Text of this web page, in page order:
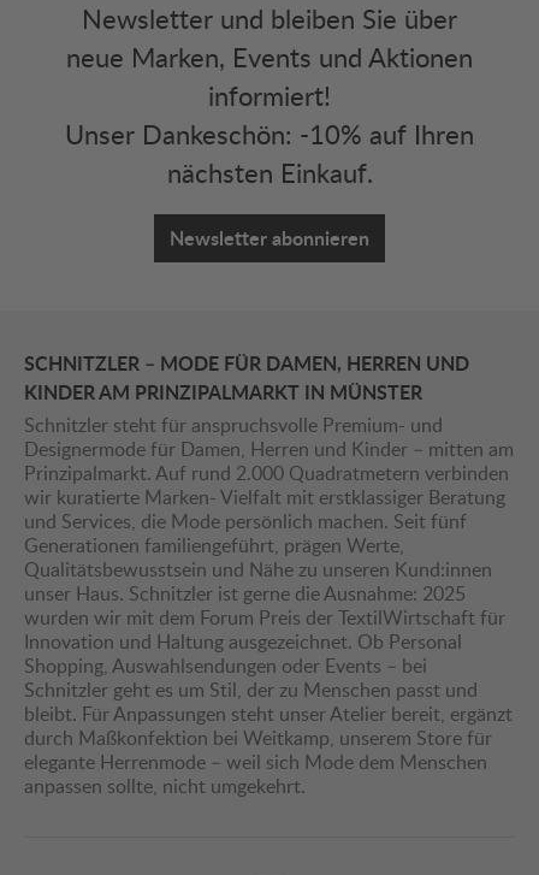
Newsletter und bleiben Sie über
neue Marken, Events und Aktionen
informiert!
Unser Dankeschön: -10% auf Ihren
nächsten Einkauf.
Newsletter abonnieren
SCHNITZLER – MODE FÜR DAMEN, HERREN UND
KINDER AM PRINZIPALMARKT IN MÜNSTER
Schnitzler steht für anspruchsvolle Premium- und
Designermode für Damen, Herren und Kinder – mitten am
Prinzipalmarkt. Auf rund 2.000 Quadratmetern verbinden
wir kuratierte Marken- Vielfalt mit erstklassiger Beratung
und Services, die Mode persönlich machen. Seit fünf
Generationen familiengeführt, prägen Werte,
Qualitätsbewusstsein und Nähe zu unseren Kund:innen
unser Haus. Schnitzler ist gerne die Ausnahme: 2025
wurden wir mit dem Forum Preis der TextilWirtschaft für
Innovation und Haltung ausgezeichnet. Ob Personal
Shopping, Auswahlsendungen oder Events – bei
Schnitzler geht es um Stil, der zu Menschen passt und
bleibt. Für Anpassungen steht unser Atelier bereit, ergänzt
durch Maßkonfektion bei Weitkamp, unserem Store für
elegante Herrenmode – weil sich Mode dem Menschen
anpassen sollte, nicht umgekehrt.